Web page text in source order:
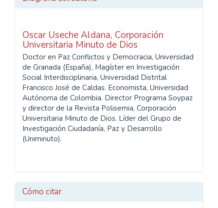
Oscar Useche Aldana, Corporación
Universitaria Minuto de Dios
Doctor en Paz Conflictos y Democracia, Universidad
de Granada (España), Magíster en Investigación
Social Interdisciplinaria, Universidad Distrital
Francisco José de Caldas. Economista, Universidad
Autónoma de Colombia. Director Programa Soypaz
y director de la Revista Polisemia, Corporación
Universitaria Minuto de Dios. Líder del Grupo de
Investigación Ciudadanía, Paz y Desarrollo
(Uniminuto).
Cómo citar